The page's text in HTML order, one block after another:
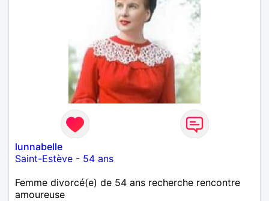
lunnabelle
Saint-Estève - 54 ans
Femme divorcé(e) de 54 ans recherche rencontre
amoureuse